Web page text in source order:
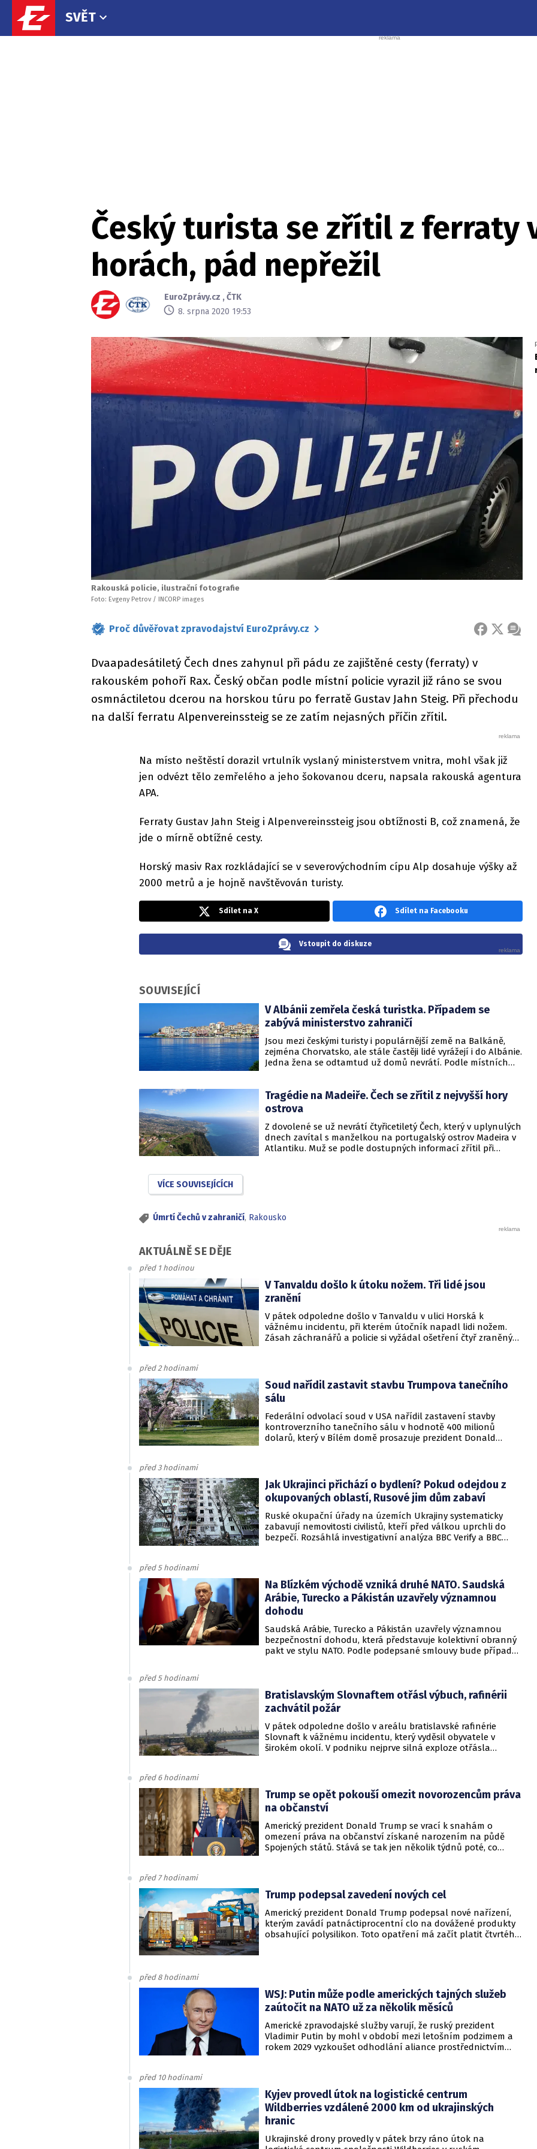
SVĚT
Český turista se zřítil z ferraty
horách, pád nepřežil
EuroZprávy.cz ,ČTK
8. srpna 2020 19:53
Rakouská policie, ilustrační fotografie
Foto: Evgeny Petrov / INCORP images
Proč důvěřovat zpravodajství EuroZprávy.cz FACEBOOK
X
Dvaapadesátiletý Čech dnes zahynul při pádu ze zajištěné cesty (ferraty) v
rakouském pohoří Rax. Český občan podle místní policie vyrazil již ráno se svou
osmnáctiletou dcerou na horskou túru po ferratě Gustav Jahn Steig. Při přechodu
na další ferratu Alpenvereinssteig se ze zatím nejasných příčin zřítil.
Na místo neštěstí dorazil vrtulník vyslaný ministerstvem vnitra, mohl však již
jen odvézt tělo zemřelého a jeho šokovanou dceru, napsala rakouská agentura
APA.
Ferraty Gustav Jahn Steig i Alpenvereinssteig jsou obtížnosti B, což znamená, že
jde o mírně obtížné cesty.
Horský masiv Rax rozkládající se v severovýchodním cípu Alp dosahuje výšky až
2000 metrů a je hojně navštěvován turisty.
Sdílet na X Sdílet na Facebooku
Vstoupit do diskuze
SOUVISEJÍCÍ
V Albánii zemřela česká turistka. Případem se
zabývá ministerstvo zahraničí
Jsou mezi českými turisty i populárnější země na Balkáně,
zejména Chorvatsko, ale stále častěji lidé vyrážejí i do Albánie.
Jedna žena se odtamtud už domů nevrátí. Podle místních
Tragédie na Madeiře. Čech se zřítil z nejvyšší hory
ostrova
Z dovolené se už nevrátí čtyřicetiletý Čech, který v uplynulých
dnech zavítal s manželkou na portugalský ostrov Madeira v
Atlantiku. Muž se podle dostupných informací zřítil při
VÍCE SOUVISEJÍCÍCH
Úmrtí Čechů v zahraničí, Rakousko
AKTUÁLNĚ SE DĚJE
před 1 hodinou
V Tanvaldu došlo k útoku nožem. Tři lidé jsou
zranění
V pátek odpoledne došlo v Tanvaldu v ulici Horská k
vážnému incidentu, při kterém útočník napadl lidi nožem.
Zásah záchranářů a policie si vyžádal ošetření čtyř zraněných
před 2 hodinami
Soud nařídil zastavit stavbu Trumpova tanečního
sálu
Federální odvolací soud v USA nařídil zastavení stavby
kontroverzního tanečního sálu v hodnotě 400 milionů
dolarů, který v Bílém domě prosazuje prezident Donald
před 3 hodinami
Jak Ukrajinci přichází o bydlení? Pokud odejdou z
okupovaných oblastí, Rusové jim dům zabaví
Ruské okupační úřady na územích Ukrajiny systematicky
zabavují nemovitosti civilistů, kteří před válkou uprchli do
bezpečí. Rozsáhlá investigativní analýza BBC Verify a BBC
před 5 hodinami
Na Blízkém východě vzniká druhé NATO. Saudská
Arábie, Turecko a Pákistán uzavřely významnou
dohodu
Saudská Arábie, Turecko a Pákistán uzavřely významnou
bezpečnostní dohodu, která představuje kolektivní obranný
pakt ve stylu NATO. Podle podepsané smlouvy bude případný
před 5 hodinami
Bratislavským Slovnaftem otřásl výbuch, rafinérii
zachvátil požár
V pátek odpoledne došlo v areálu bratislavské rafinérie
Slovnaft k vážnému incidentu, který vyděsil obyvatele v
širokém okolí. V podniku nejprve silná exploze otřásla
před 6 hodinami
Trump se opět pokouší omezit novorozencům práva
na občanství
Americký prezident Donald Trump se vrací k snahám o
omezení práva na občanství získané narozením na půdě
Spojených států. Stává se tak jen několik týdnů poté, co
před 7 hodinami
Trump podepsal zavedení nových cel
Americký prezident Donald Trump podepsal nové nařízení,
kterým zavádí patnáctiprocentní clo na dovážené produkty
obsahující polysilikon. Toto opatření má začít platit čtvrtého
před 8 hodinami
WSJ: Putin může podle amerických tajných služeb
zaútočit na NATO už za několik měsíců
Americké zpravodajské služby varují, že ruský prezident
Vladimir Putin by mohl v období mezi letošním podzimem a
rokem 2029 vyzkoušet odhodlání aliance prostřednictvím
přicházejí v době, kdy Moskva čelí rostoucímu tlaku kvůli
situaci na ukrajinské frontě. Masivní škody, které ukrajinské
drony způsobují ruskému zázemí, totiž Kreml zahnaly do
kouta.
před 10 hodinami
Kyjev provedl útok na logistické centrum
Wildberries vzdálené 2000 km od ukrajinských
hranic
Ukrajinské drony provedly v pátek brzy ráno útok na